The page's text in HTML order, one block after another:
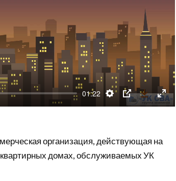
01:22
Settings
PIP Download
Enter
организация, действующая на
домах, обслуживаемых УК